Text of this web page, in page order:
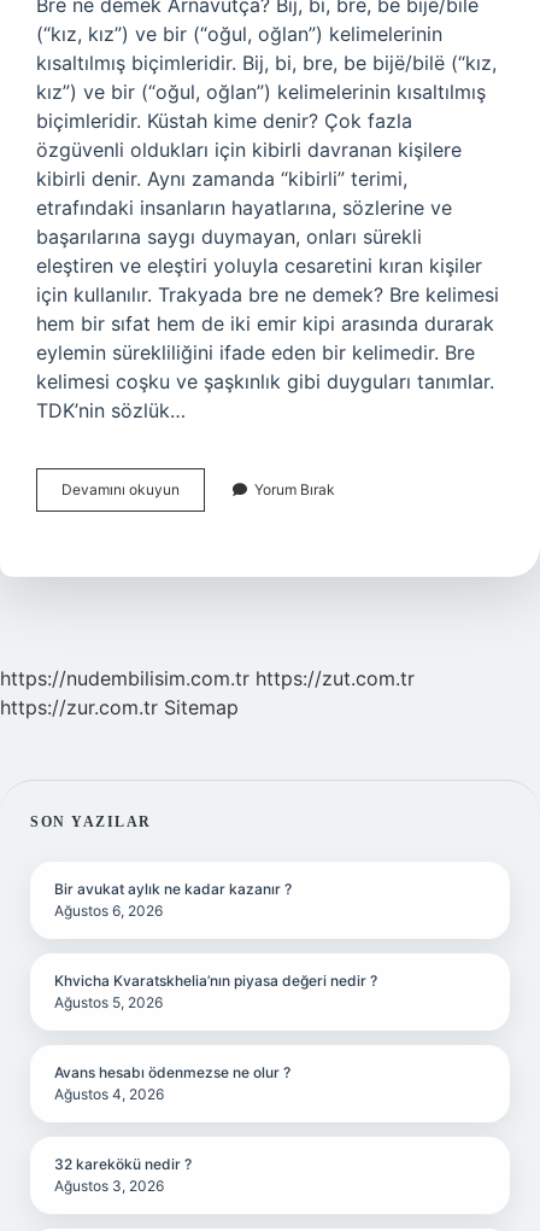
Bre ne demek Arnavutça? Bij, bi, bre, be bijë/bilë
(“kız, kız”) ve bir (“oğul, oğlan”) kelimelerinin
kısaltılmış biçimleridir. Bij, bi, bre, be bijë/bilë (“kız,
kız”) ve bir (“oğul, oğlan”) kelimelerinin kısaltılmış
biçimleridir. Küstah kime denir? Çok fazla
özgüvenli oldukları için kibirli davranan kişilere
kibirli denir. Aynı zamanda “kibirli” terimi,
etrafındaki insanların hayatlarına, sözlerine ve
başarılarına saygı duymayan, onları sürekli
eleştiren ve eleştiri yoluyla cesaretini kıran kişiler
için kullanılır. Trakyada bre ne demek? Bre kelimesi
hem bir sıfat hem de iki emir kipi arasında durarak
eylemin sürekliliğini ifade eden bir kelimedir. Bre
kelimesi coşku ve şaşkınlık gibi duyguları tanımlar.
TDK’nin sözlük…
Devamını okuyun
Küstah
Yorum Bırak
https://nudembilisim.com.tr https://zut.com.tr
https://zur.com.tr Sitemap
SIDEBAR
SON YAZILAR
Bir avukat aylık ne kadar kazanır ?
Ağustos 6, 2026
Khvicha Kvaratskhelia’nın piyasa değeri nedir ?
Ağustos 5, 2026
Avans hesabı ödenmezse ne olur ?
Ağustos 4, 2026
32 karekökü nedir ?
Ağustos 3, 2026